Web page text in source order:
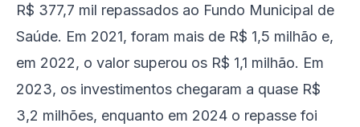
R$ 377,7 mil repassados ao Fundo Municipal de
Saúde. Em 2021, foram mais de R$ 1,5 milhão e,
em 2022, o valor superou os R$ 1,1 milhão. Em
2023, os investimentos chegaram a quase R$
3,2 milhões, enquanto em 2024 o repasse foi